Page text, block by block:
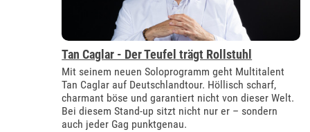
Tan Caglar - Der Teufel trägt Rollstuhl
Mit seinem neuen Soloprogramm geht Multitalent
Tan Caglar auf Deutschlandtour. Höllisch scharf,
charmant böse und garantiert nicht von dieser Welt.
Bei diesem Stand-up sitzt nicht nur er – sondern
auch jeder Gag punktgenau.